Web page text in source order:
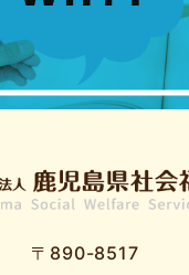
〒890-8517